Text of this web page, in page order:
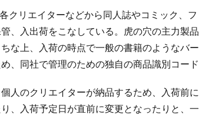
クリエイターなどから同人誌やコミック、
、入出荷をこなしている。虎の穴の主力製
ちな上、入荷の時点で一般の書籍のようなバ
、同社で管理のための独自の商品識別コード
人のクリエイターが納品するため、入荷前
、入荷予定日が直前に変更となったりと、